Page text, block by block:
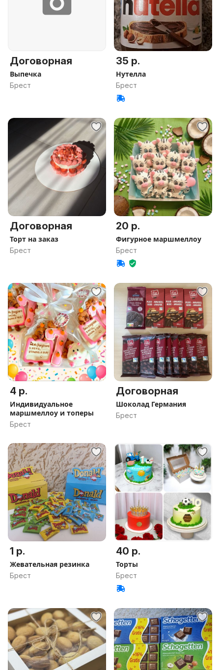
Договорная
Выпечка
Брест
35 р.
Нутелла
Брест
Договорная
Торт на заказ
Брест
20 р.
Фигурное маршмеллоу
Брест
4 р.
Индивидуальное
маршмеллоу и топеры
Брест
Договорная
Шоколад Германия
Брест
1 р.
Жевательная резинка
Брест
40 р.
Торты
Брест